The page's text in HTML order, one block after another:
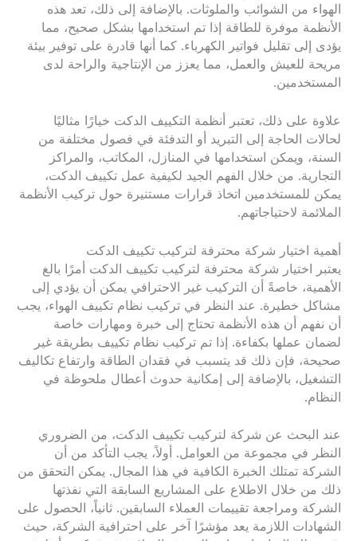
الهواء من الشوائب والملوثات. بالإضافة إلى ذلك، تعد هذه
الأنظمة موفرة للطاقة إذا تم استخدامها بشكل صحيح، مما
يؤدى إلى تقليل فواتير الكهرباء. كما أنها قادرة على توفير بيئة
مريحة للعيش والعمل، مما يعزز من الإنتاجية والراحة لدى
المستخدمين.
علاوة على ذلك، تعتبر أنظمة التكييف الدكت خيارًا مثاليًا
لحالات الحاجة إلى التبريد أو التدفئة في فصول مختلفة من
السنة، ويمكن استخدامها في المنازل، المكاتب، والمراكز
التجارية. من خلال الفهم الجيد لكيفية عمل تكييف الدكت،
يمكن للمستخدمين اتخاذ قرارات مستنيرة حول تركيب الأنظمة
الملائمة لاحتياجاتهم.
أهمية اختيار شركة محترفة لتركيب تكييف الدكت
يعتبر اختيار شركة محترفة لتركيب تكييف الدكت أمرًا بالغ
الأهمية، خاصةً أن التركيب غير الاحترافي يمكن أن يؤدي إلى
مشاكل خطيرة. عند النظر في تركيب نظام تكييف الهواء، يجب
أن نفهم أن هذه الأنظمة تحتاج إلى خبرة ومهارات خاصة
لضمان عملها بكفاءة. إذا تم تركيب نظام تكييف بطريقة غير
صحيحة، فإن ذلك قد يتسبب في فقدان الطاقة وارتفاع تكاليف
التشغيل، بالإضافة إلى إمكانية حدوث أعطال ملحوظة في
النظام.
عند البحث عن شركة لتركيب تكييف الدكت، من الضروري
النظر في مجموعة من العوامل. أولاً، يجب التأكد من أن
الشركة تمتلك الخبرة الكافية في هذا المجال. يمكن التحقق من
ذلك من خلال الاطلاع على المشاريع السابقة التي نفذتها
الشركة ومراجعة تقييمات العملاء السابقين. ثانياً، الحصول على
الشهادات اللازمة يعد مؤشرًا آخر على احترافية الشركة، حيث